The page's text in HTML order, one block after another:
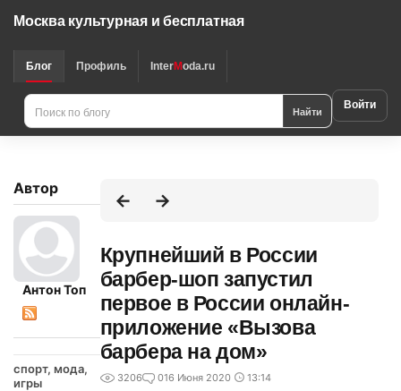
Москва культурная и бесплатная
Блог Профиль InterModa.ru
Найти Войти
Автор
Антон Топ
спорт, мода,
игры
Крупнейший в России
барбер-шоп запустил
первое в России онлайн-
приложение «Вызова
барбера на дом»
3206 016 Июня 2020 13:14